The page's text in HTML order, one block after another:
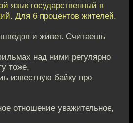
язык государственный в
Для 6 процентов жителей.
и живет. Считаешь
над ними регулярно
тоже,
известную байку про
отношение уважительное,